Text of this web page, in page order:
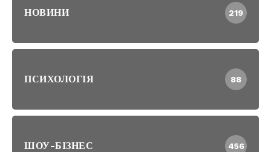
НОВИНИ 219
ПСИХОЛОГІЯ 88
ШОУ-БІЗНЕС 456